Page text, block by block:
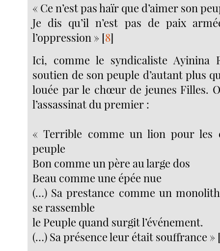
« Ce n’est pas haïr que d’aimer son
Je dis qu’il n’est pas de paix
l’oppression » [8]
Ici, comme le syndicaliste Ayinina
soutien de son peuple d’autant plus
louée par le chœur de jeunes Filles.
l’assassinat du premier :
« Terrible comme un lion pour les
peuple
Bon comme un père au large dos
Beau comme une épée nue
(…) Sa prestance comme un
se rassemble
le Peuple quand surgit l’événement.
(…) Sa présence leur était souffrance »